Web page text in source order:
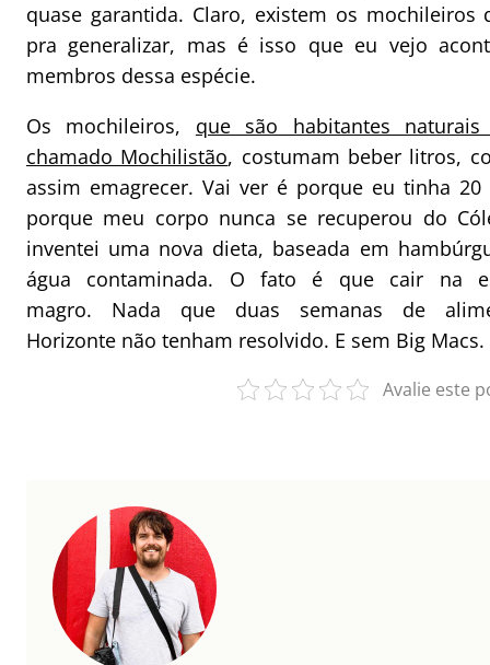
quase garantida. Claro, existem os
pra generalizar, mas é isso que eu vejo
membros dessa espécie.
Os mochileiros, que são habitantes
chamado Mochilistão, costumam beber litros,
assim emagrecer. Vai ver é porque eu tinha
porque meu corpo nunca se recuperou do
inventei uma nova dieta, baseada em
água contaminada. O fato é que cair na
magro. Nada que duas semanas de
Horizonte não tenham resolvido. E sem Big Macs.
Avalie este